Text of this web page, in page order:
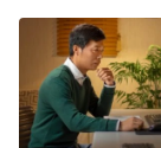
남에게는 관대
보여 주라는
엇이겠느냐?
게 할 수 있겠